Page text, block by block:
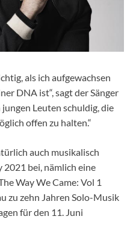
als ich aufgewachsen
DNA ist“, sagt der Sänger
Leuten schuldig, die
offen zu halten.“
auch musikalisch
2021 bei, nämlich eine
Way We Came: Vol 1
zu zehn Jahren Solo-Musik
für den 11. Juni